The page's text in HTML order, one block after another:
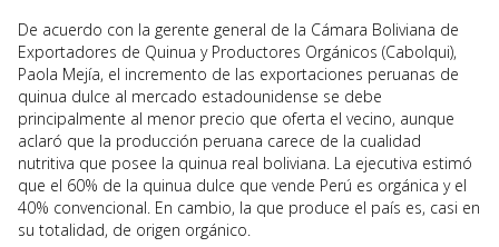
De acuerdo con la gerente general de la Cámara Boliviana de
Exportadores de Quinua y Productores Orgánicos (Cabolqui),
Paola Mejía, el incremento de las exportaciones peruanas de
quinua dulce al mercado estadounidense se debe
principalmente al menor precio que oferta el vecino, aunque
aclaró que la producción peruana carece de la cualidad
nutritiva que posee la quinua real boliviana. La ejecutiva estimó
que el 60% de la quinua dulce que vende Perú es orgánica y el
40% convencional. En cambio, la que produce el país es, casi en
su totalidad, de origen orgánico.